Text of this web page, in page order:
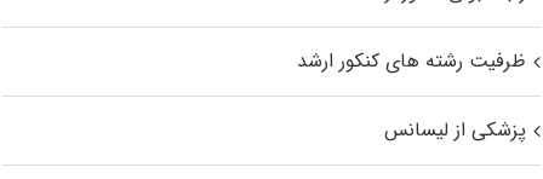
ظرفیت رشته های کنکور ارشد
پزشکی از لیسانس